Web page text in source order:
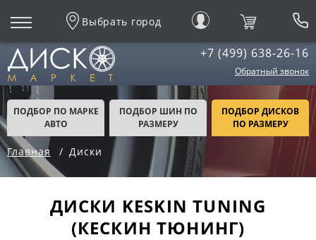
Выбрать город
+7 (499) 638-26-16
Обратный звонок
ПОДБОР ПО МАРКЕ
АВТО
ПОДБОР ШИН ПО
РАЗМЕРУ
ПОДБОР ДИСКОВ
ПО РАЗМЕРУ
Главная Диски
ДИСКИ KESKIN TUNING
(КЕСКИН ТЮНИНГ)